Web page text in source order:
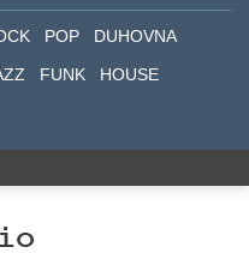
POP
DUHOVNA
FUNK
HOUSE